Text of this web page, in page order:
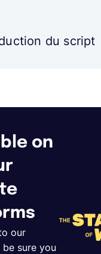
du script
on
our
sure you